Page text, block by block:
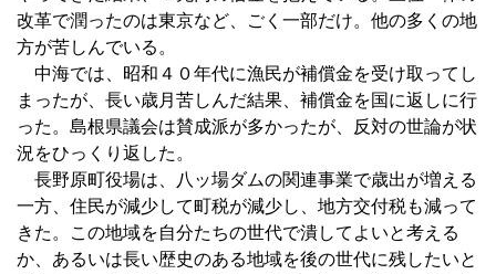
改革で潤ったのは東京など、ごく一部だけ。他の多くの地
方が苦しんでいる。
中海では、昭和４０年代に漁民が補償金を受け取ってし
まったが、長い歳月苦しんだ結果、補償金を国に返しに行
った。島根県議会は賛成派が多かったが、反対の世論が状
況をひっくり返した。
長野原町役場は、八ッ場ダムの関連事業で歳出が増える
一方、住民が減少して町税が減少し、地方交付税も減って
きた。この地域を自分たちの世代で潰してよいと考える
か、あるいは長い歴史のある地域を後の世代に残したいと